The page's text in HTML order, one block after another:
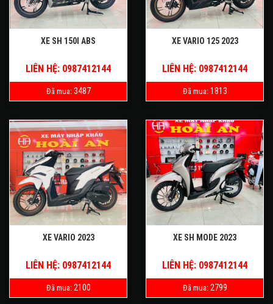
XE SH 150I ABS
LIÊN HỆ: 0987412144
Đã mua: 3487
XE VARIO 125 2023
LIÊN HỆ: 0987412144
Đã mua: 1813
XE VARIO 2023
LIÊN HỆ: 0987412144
Đã mua: 2100
XE SH MODE 2023
LIÊN HỆ: 0987412144
Đã mua: 2799